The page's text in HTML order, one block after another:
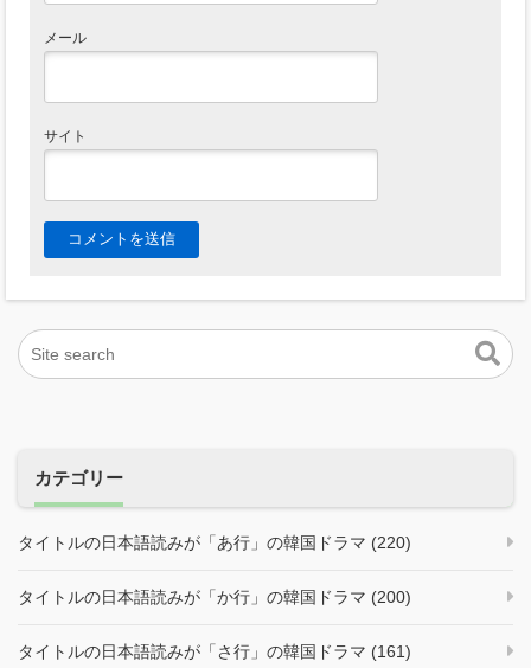
メール
サイト
カテゴリー
タイトルの日本語読みが「あ行」の韓国ドラマ (220)
タイトルの日本語読みが「か行」の韓国ドラマ (200)
タイトルの日本語読みが「さ行」の韓国ドラマ (161)